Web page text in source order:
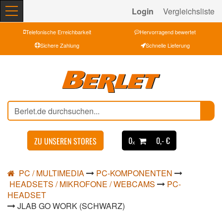
Login Vergleichsliste
Telefonische Erreichbarkeit
Hervorragend bewertet
Sichere Zahlung
Schnelle Lieferung
ZU UNSEREN STORES 0ₓ 0,- €
PC / MULTIMEDIA
PC-KOMPONENTEN
HEADSETS / MIKROFONE / WEBCAMS
PC-
HEADSET
JLAB GO WORK (SCHWARZ)